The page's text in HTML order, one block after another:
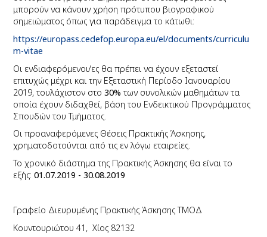
μπορούν να κάνουν χρήση πρότυπου βιογραφικού
σημειώματος όπως για παράδειγμα το κάτωθι:
https://europass.cedefop.europa.eu/el/documents/curriculu
m-vitae
Οι ενδιαφερόμενοι/ες θα πρέπεινα έχουν εξεταστεί
επιτυχώς μέχρι και την Εξεταστική Περίοδο Ιανουαρίου
2019, τουλάχιστον στο30% των συνολικών μαθημάτων τα
οποία έχουν διδαχθεί, βάση του Ενδεικτικού Προγράμματος
Σπουδών του Τμήματος.
Οι προαναφερόμενες Θέσεις Πρακτικής Άσκησης,
χρηματοδοτούνται από τις εν λόγω εταιρείες.
Το χρονικό διάστημα της Πρακτικής Άσκησης θα είναι το
εξής:01.07.2019 - 30.08.2019
Γραφείο Διευρυμένης Πρακτικής Άσκησης ΤΜΟΔ
Κουντουριώτου 41, Χίος 82132